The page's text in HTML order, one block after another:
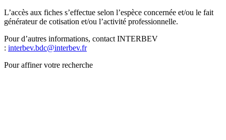
L’accès aux fiches s’effectue selon l’espèce concernée et/ou le fait
générateur de cotisation et/ou l’activité professionnelle.
Pour d’autres informations, contact INTERBEV
: interbev.bdc@interbev.fr
Pour affiner votre recherche